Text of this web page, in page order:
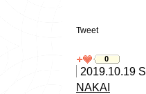
Tweet
0
2019.10.19
NAKAI